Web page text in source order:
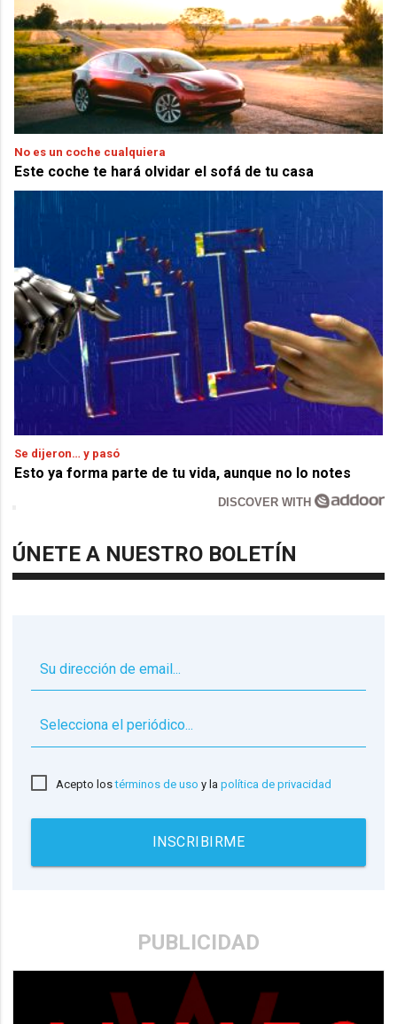
No es un coche cualquiera
Este coche te hará olvidar el sofá de tu casa
Se dijeron… y pasó
Esto ya forma parte de tu vida, aunque no lo notes
DISCOVER WITH
ÚNETE A NUESTRO BOLETÍN
Acepto lostérminos de uso y lapolítica de privacidad
INSCRIBIRME
PUBLICIDAD